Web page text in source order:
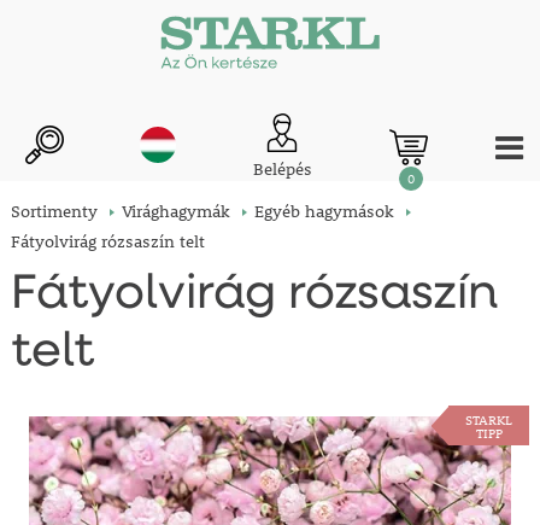
Belépés 0
Sortimenty Virághagymák
Egyéb hagymások
Fátyolvirág rózsaszín telt
Fátyolvirág rózsaszín
telt
STARKL
TIPP